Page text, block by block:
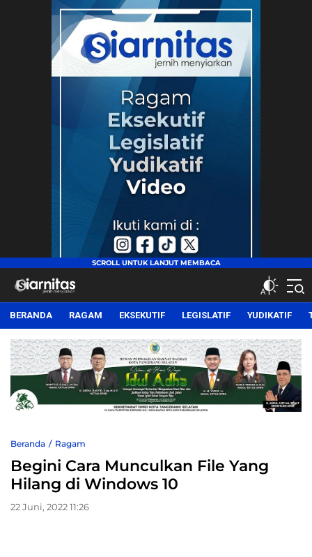
siarnitas
Jernih Menyiarkan
BERANDA RAGAM EKSEKUTIF LEGISLATIF YUDIKATIF
Beranda Ragam
Begini Cara Munculkan File Yang
Hilang di Windows 10
22 Juni, 2022 11:26